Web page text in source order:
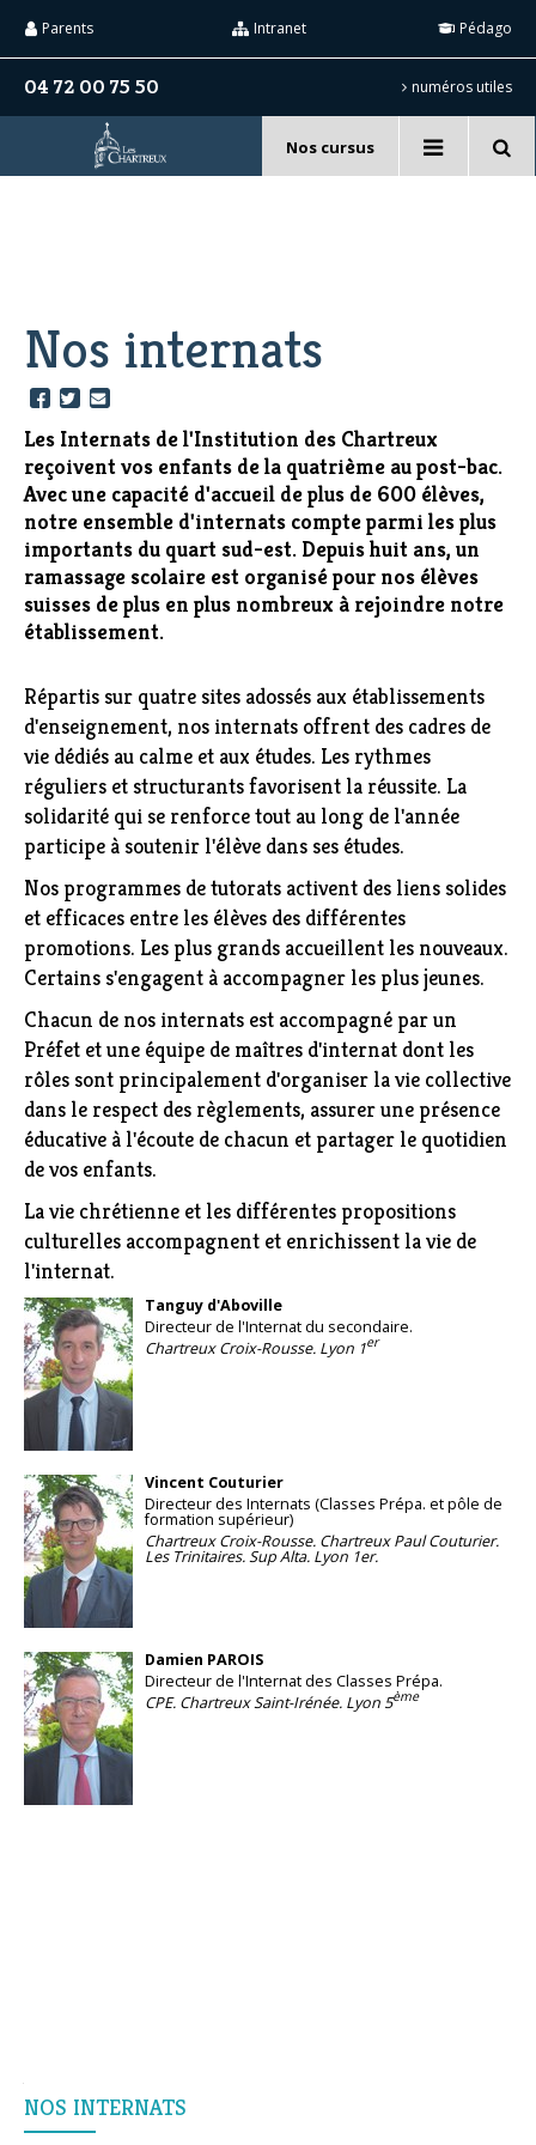
contenu.
|
personnels
Nos cursus
04 72 00 75 50 numéros utiles
Parents Intranet Pédago
Nos internats
Les Internats de l'Institution des Chartreux
reçoivent vos enfants de la quatrième au post-bac.
Avec une capacité d'accueil de plus de 600 élèves,
notre ensemble d'internats compte parmi les plus
importants du quart sud-est. Depuis huit ans, un
ramassage scolaire est organisé pour nos élèves
suisses de plus en plus nombreux à rejoindre notre
établissement.
Répartis sur quatre sites adossés aux établissements
d'enseignement, nos internats offrent des cadres de
vie dédiés au calme et aux études. Les rythmes
réguliers et structurants favorisent la réussite. La
solidarité qui se renforce tout au long de l'année
participe à soutenir l'élève dans ses études.
Nos programmes de tutorats activent des liens solides
et efficaces entre les élèves des différentes
promotions. Les plus grands accueillent les nouveaux.
Certains s'engagent à accompagner les plus jeunes.
Chacun de nos internats est accompagné par un
Préfet et une équipe de maîtres d'internat dont les
rôles sont principalement d'organiser la vie collective
dans le respect des règlements, assurer une présence
éducative à l'écoute de chacun et partager le quotidien
de vos enfants.
La vie chrétienne et les différentes propositions
culturelles accompagnent et enrichissent la vie de
l'internat.
Tanguy d'Aboville
Directeur de l'Internat du secondaire.
Chartreux Croix-Rousse. Lyon 1er
Vincent Couturier
Directeur des Internats (Classes Prépa. et pôle de
formation supérieur)
Chartreux Croix-Rousse. Chartreux Paul Couturier.
Les Trinitaires.Sup Alta. Lyon 1er.
Damien PAROIS
Directeur de l'Internat des Classes Prépa.
CPE. Chartreux Saint-Irénée. Lyon 5ème
NOS INTERNATS